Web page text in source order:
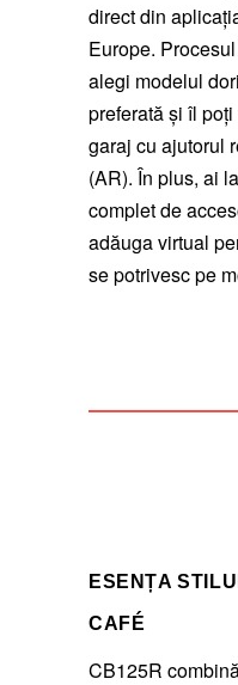
direct din
Europe.
alegi modelul
preferată și îl
garaj cu ajutorul
(AR). În plus, ai
complet de
adăuga virtual
se potrivesc pe
ESENȚA
CAFÉ
CB125R